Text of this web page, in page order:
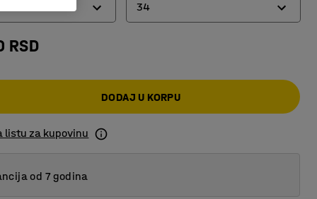
34
RSD
DODAJ U KORPU
listu za kupovinu
od 7 godina